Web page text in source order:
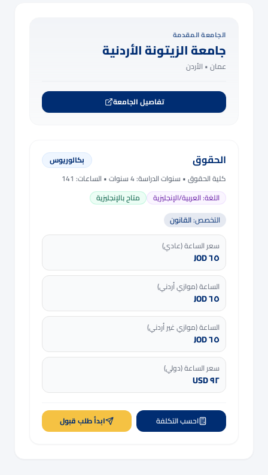
الجامعة المقدمة
جامعة الزيتونة الأردنية
عمان • الأردن
تفاصيل الجامعة
الحقوق
بكالوريوس
كلية الحقوق• سنوات الدراسة:4 سنوات
• الساعات: 141
اللغة:العربية/الإنجليزية
متاح بالإنجليزية
التخصص:القانون
سعر الساعة (عادي)
٦٥ JOD
الساعة (موازي أردني)
٦٥ JOD
الساعة (موازي غير أردني)
٦٥ JOD
سعر الساعة (دولي)
٩٢ USD
احسب التكلفة ابدأ طلب قبول